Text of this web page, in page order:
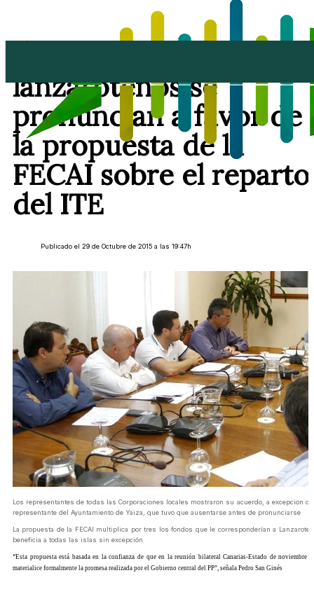
lanzaroteños se
pronuncian a favor de
la propuesta de la
FECAI sobre el reparto
del ITE
Publicado el 29 de Octubre de 2015 a las 19:47h
Los representantes de todas las Corporaciones locales mostraron su acuerdo, a excepcion
representante del Ayuntamiento de Yaiza, que tuvo que ausentarse antes de pronunciarse
La propuesta de la FECAI multiplica por tres los fondos que le corresponderían a Lanzarote
beneficia a todas las islas sin excepción
“Esta propuesta está basada en la confianza de que en la reunión bilateral Canarias-Estado de noviembre
materialice formalmente la promesa realizada por el Gobierno central del PP”, señala Pedro San Ginés